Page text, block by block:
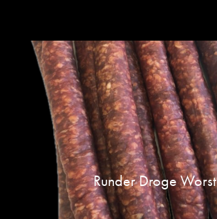
Runder Droge Worst